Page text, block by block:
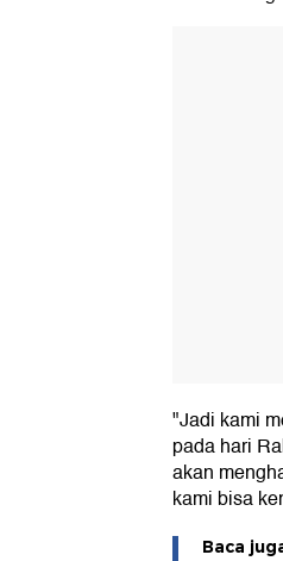
"Jadi kami
pada hari
akan
kami bisa
Baca